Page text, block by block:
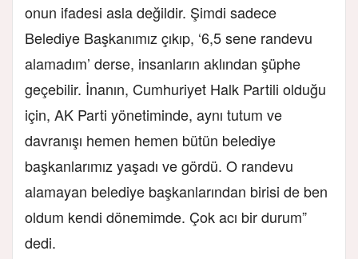
onun ifadesi asla değildir. Şimdi sadece
Belediye Başkanımız çıkıp, ‘6,5 sene randevu
alamadım’ derse, insanların aklından şüphe
geçebilir. İnanın, Cumhuriyet Halk Partili olduğu
için, AK Parti yönetiminde, aynı tutum ve
davranışı hemen hemen bütün belediye
başkanlarımız yaşadı ve gördü. O randevu
alamayan belediye başkanlarından birisi de ben
oldum kendi dönemimde. Çok acı bir durum”
dedi.